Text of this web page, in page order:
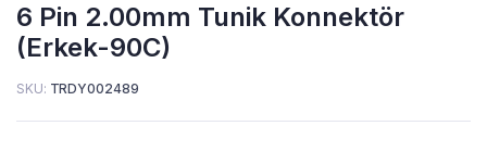
6 Pin 2.00mm Tunik Konnektör
(Erkek-90C)
SKU: TRDY002489